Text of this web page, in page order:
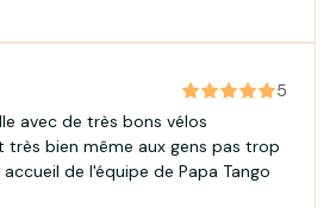
5
avec de très bons vélos
très bien même aux gens pas trop
de l'équipe de Papa Tango